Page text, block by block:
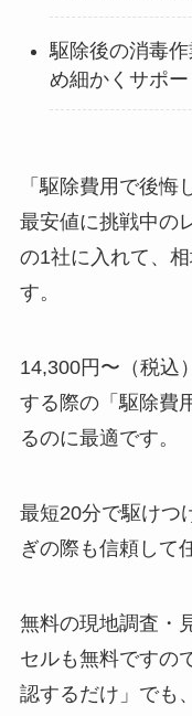
駆除後の消毒
め細かくサポ
「駆除費用で後
最安値に挑戦中の
の1社に入れて、
す。
14,300円〜（税込
する際の「駆除費
るのに最適です。
最短20分で駆けつ
ぎの際も信頼して
無料の現地調査・
セルも無料ですの
認するだけ」でも